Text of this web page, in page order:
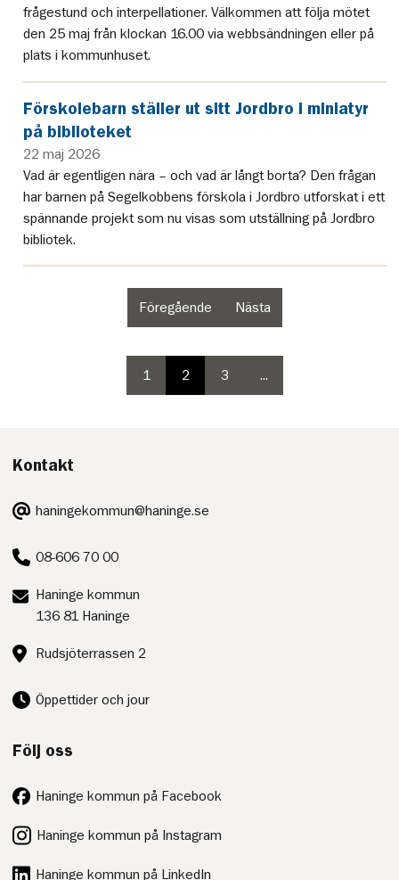
frågestund och interpellationer. Välkommen att följa mötet
den 25 maj från klockan 16.00 via webbsändningen eller på
plats i kommunhuset.
Förskolebarn ställer ut sitt Jordbro i miniatyr
på biblioteket
22 maj 2026
Vad är egentligen nära – och vad är långt borta? Den frågan
har barnen på Segelkobbens förskola i Jordbro utforskat i ett
spännande projekt som nu visas som utställning på Jordbro
bibliotek.
Föregående
sida
i
Nästa
sida
i
paginering
sida
1
paginering
sida
2
paginering
sida
3 ...sida
4
Kontakt
E-
post:
haningekommun@haninge.se
Telefon:
08-606 70 00
Postadress:
Haninge kommun
136 81 Haninge
Besöksadress:
Rudsjöterrassen 2
Öppettider och jour
Följ oss
Haninge kommun på Facebook
Haninge kommun på Instagram
Haninge kommun på LinkedIn